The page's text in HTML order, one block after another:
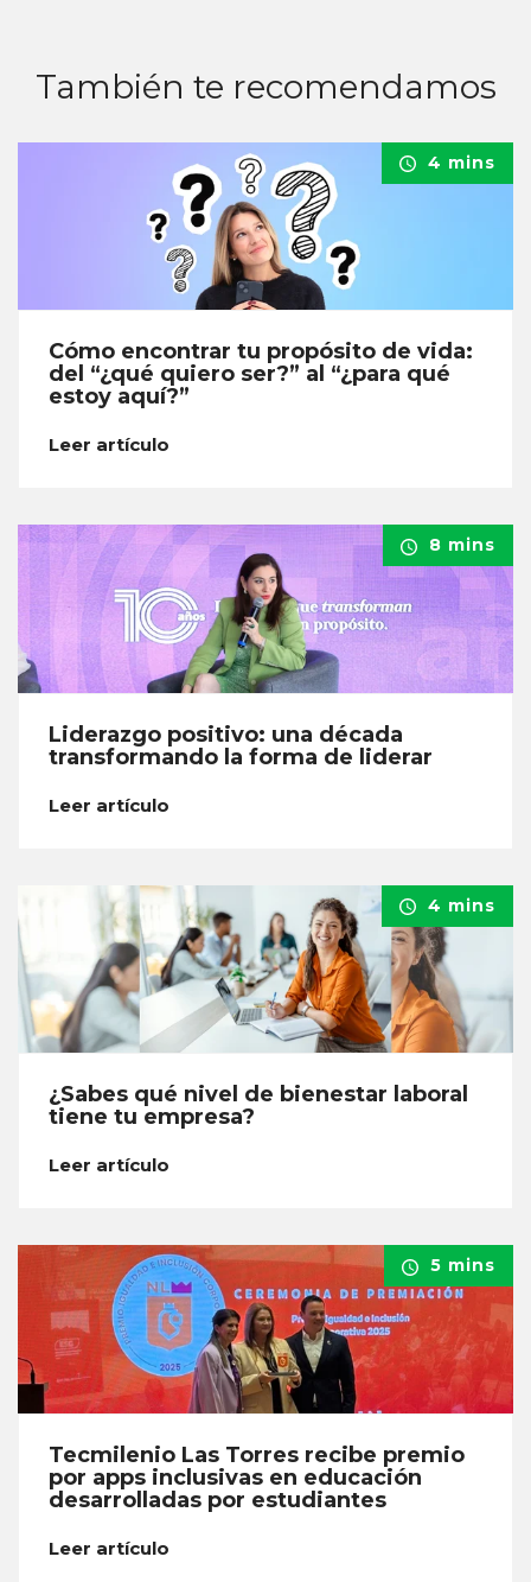
También te recomendamos
4 mins
Cómo encontrar tu propósito de vida:
del “¿qué quiero ser?” al “¿para qué
estoy aquí?”
Leer artículo
8 mins
Liderazgo positivo: una década
transformando la forma de liderar
Leer artículo
4 mins
¿Sabes qué nivel de bienestar laboral
tiene tu empresa?
Leer artículo
5 mins
Tecmilenio Las Torres recibe premio
por apps inclusivas en educación
desarrolladas por estudiantes
Leer artículo